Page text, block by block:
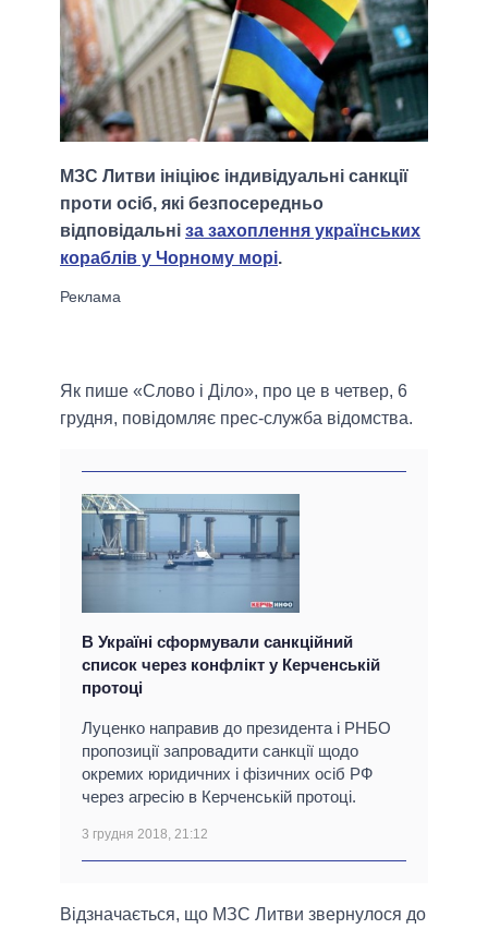
МЗС Литви ініціює індивідуальні санкції
проти осіб, які безпосередньо
відповідальні за захоплення українських
кораблів у Чорному морі.
Як пише «Слово і Діло», про це в четвер, 6
грудня, повідомляє прес-служба відомства.
В Україні сформували санкційний
список через конфлікт у Керченській
протоці
Луценко направив до президента і РНБО
пропозиції запровадити санкції щодо
окремих юридичних і фізичних осіб РФ
через агресію в Керченській протоці.
3 грудня 2018, 21:12
Відзначається, що МЗС Литви звернулося до